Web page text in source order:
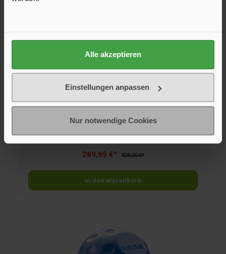
Alle akzeptieren
Einstellungen anpassen
Nur notwendige Cookies
1600 kg
Das Notfallsystem reagiert automatisch, wenn die
289,95 €* 829,00 €*
In den Warenkorb